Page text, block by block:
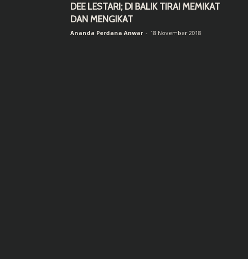
DEE LESTARI; DI BALIK TIRAI MEMIKAT
DAN MENGIKAT
Ananda Perdana Anwar - 18 November 2018